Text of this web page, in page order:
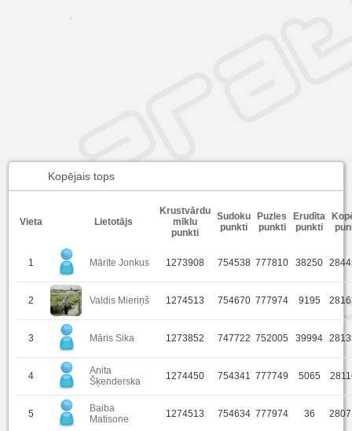
Kopējais tops
Vieta Lietotājs
Krustvārdu
mīklu
punkti
Sudoku
punkti
Puzles
punkti
Erudīta
punkti
1 Mārīte Jonkus 1273908 754538 777810 38250
2 Valdis Mieriņš 1274513 754670 777974 9195
3 Māris Sika 1273852 747722 752005 39994
4
Anita
Šķenderska
1274450 754341 777749 5065
5
Baiba
Matisone
1274513 754634 777974 36